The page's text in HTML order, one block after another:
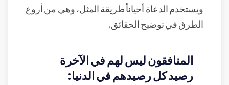
ويستخدم الدعاة أحياناً طريقة المثل، وهي من أروع
الطرق في توضيح الحقائق.
المنافقون ليس لهم في الآخرة
رصيد كل رصيدهم في الدنيا: